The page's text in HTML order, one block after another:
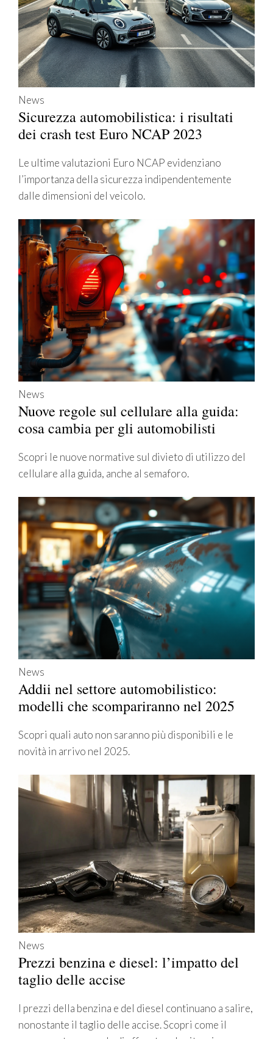
News
Sicurezza automobilistica: i risultati
dei crash test Euro NCAP 2023
Le ultime valutazioni Euro NCAP evidenziano
l’importanza della sicurezza indipendentemente
dalle dimensioni del veicolo.
News
Nuove regole sul cellulare alla guida:
cosa cambia per gli automobilisti
Scopri le nuove normative sul divieto di utilizzo del
cellulare alla guida, anche al semaforo.
News
Addii nel settore automobilistico:
modelli che scompariranno nel 2025
Scopri quali auto non saranno più disponibili e le
novità in arrivo nel 2025.
News
Prezzi benzina e diesel: l’impatto del
taglio delle accise
I prezzi della benzina e del diesel continuano a salire,
nonostante il taglio delle accise. Scopri come il